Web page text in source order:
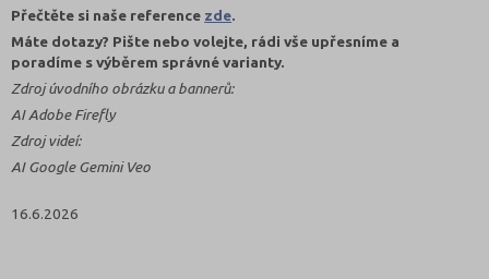
Přečtěte si naše reference zde.
Máte dotazy? Pište nebo volejte, rádi vše upřesníme a
poradíme s výběrem správné varianty.
Zdroj úvodního obrázku a bannerů:
AI Adobe Firefly
Zdroj videí:
AI Google Gemini Veo
16.6.2026